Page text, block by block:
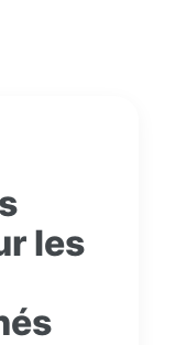
les